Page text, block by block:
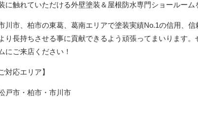
に触れていただける外壁塗装＆屋根防水専門ショールーム
川市、柏市の東葛、葛南エリアで塗装実績No.1の信用、
り長持ちさせる事に貢献できるよう頑張ってまいります
にご来店ください！
対応エリア】
戸市・柏市・市川市